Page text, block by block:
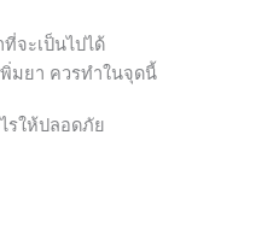
จะเป็นไปได้
มยา ควรทำในจุดนี้
รให้ปลอดภัย